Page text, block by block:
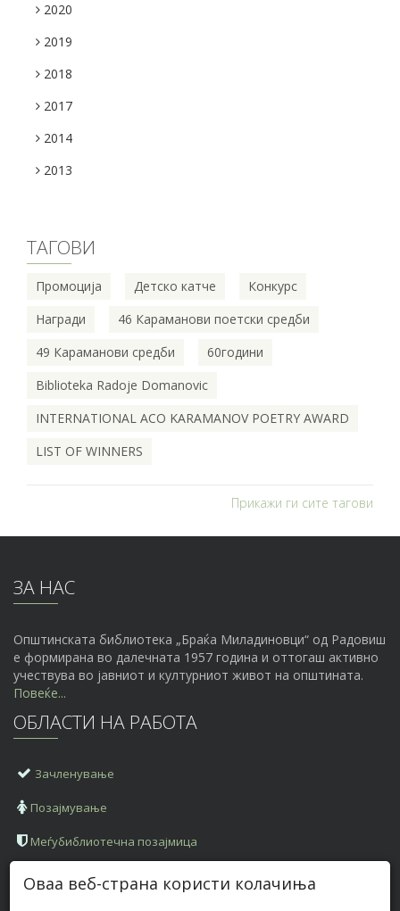
2020
2019
2018
2017
2014
2013
ТАГОВИ
Промоција Детско катче
Конкурс
Награди
46 Караманови поетски средби
49 Караманови средби
60години
Biblioteka Radoje Domanovic
INTERNATIONAL ACO KARAMANOV POETRY AWARD
LIST OF WINNERS
Прикажи ги сите тагови
ЗА НАС
Општинската библиотека „Браќа Миладиновци“ од Радовиш
е формирана во далечната 1957 година и оттогаш активно
учествува во јавниот и културниот живот на општината.
Повеќе...
ОБЛАСТИ НА РАБОТА
Зачленување
Позајмување
Меѓубиблиотечна позајмица
КОНТАКТ ИНФОРМАЦИИ
Оваа веб-страна користи колачиња